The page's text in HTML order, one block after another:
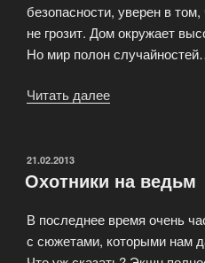
безопасности, уверен в
не грозит. Дом окружает
Но мир полон
Читать далее
ОПУБЛИКОВАНО
21.02.2013
Охотники на ведьм
В последнее время очень
с сюжетами, которыми нам